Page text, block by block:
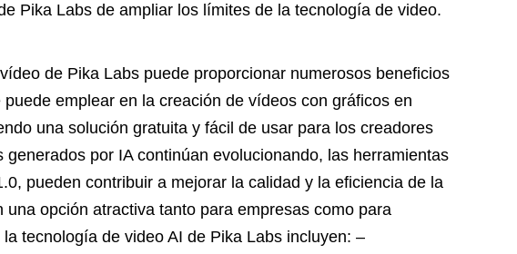
Pika Labs de ampliar los límites de la tecnología de video.
de Pika Labs puede proporcionar numerosos beneficios
emplear en la creación de vídeos con gráficos en
una solución gratuita y fácil de usar para los creadores
por IA continúan evolucionando, las herramientas
pueden contribuir a mejorar la calidad y la eficiencia de la
opción atractiva tanto para empresas como para
tecnología de video AI de Pika Labs incluyen: –